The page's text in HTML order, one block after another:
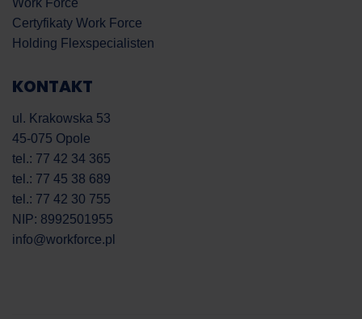
Certyfikaty Work Force
Holding Flexspecialisten
KONTAKT
ul. Krakowska 53
45-075 Opole
tel.: 77 42 34 365
tel.: 77 45 38 689
tel.: 77 42 30 755
NIP: 8992501955
info@workforce.pl